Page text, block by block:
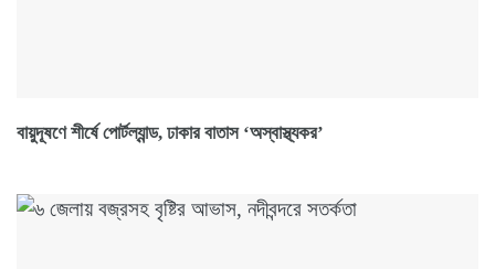
বায়ুদূষণে শীর্ষে পোর্টল্যান্ড, ঢাকার বাতাস ‘অস্বাস্থ্যকর’